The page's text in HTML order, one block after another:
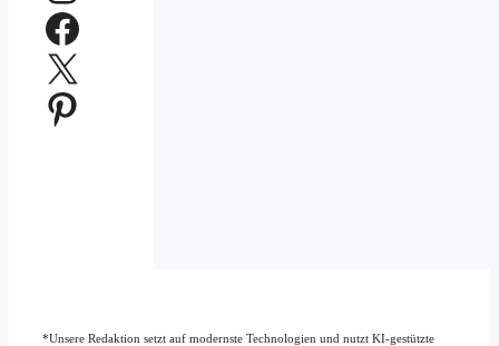
Facebook
X
Pinterest
*Unsere Redaktion setzt auf modernste Technologien und nutzt KI-gestützte